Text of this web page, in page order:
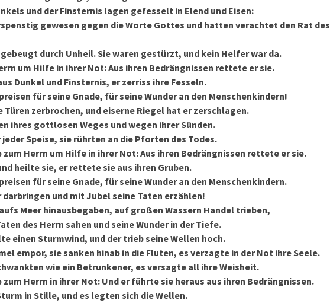
und der Finsternis lagen gefesselt in Elend und Eisen:
gewesen gegen die Worte Gottes und hatten verachtet den Rat des
durch Unheil. Sie waren gestürzt, und kein Helfer war da.
um Hilfe in ihrer Not: Aus ihren Bedrängnissen rettete er sie.
Dunkel und Finsternis, er zerriss ihre Fesseln.
für seine Gnade, für seine Wunder an den Menschenkindern!
Türen zerbrochen, und eiserne Riegel hat er zerschlagen.
ihres gottlosen Weges und wegen ihrer Sünden.
Speise, sie rührten an die Pforten des Todes.
zum Herrn um Hilfe in ihrer Not: Aus ihren Bedrängnissen rettete er sie.
heilte sie, er rettete sie aus ihren Gruben.
für seine Gnade, für seine Wunder an den Menschenkindern.
und mit Jubel seine Taten erzählen!
Meer hinausbegaben, auf großen Wassern Handel trieben,
des Herrn sahen und seine Wunder in der Tiefe.
einen Sturmwind, und der trieb seine Wellen hoch.
empor, sie sanken hinab in die Fluten, es verzagte in der Not ihre Seele.
wie ein Betrunkener, es versagte all ihre Weisheit.
zum Herrn in ihrer Not: Und er führte sie heraus aus ihren Bedrängnissen.
in Stille, und es legten sich die Wellen.